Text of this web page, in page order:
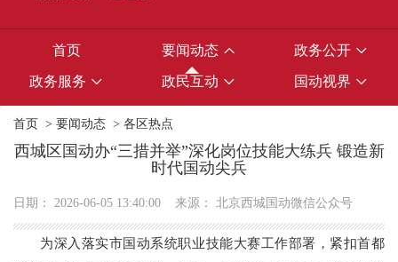
首页 要闻动态 政务公开
政务服务 政民互动 国动视界
首页 > 要闻动态 > 各区热点
西城区国动办“三措并举”深化岗位技能大练兵 锻造新
时代国动尖兵
日期： 2026-06-05 13:40:00 来源： 北京西城国动微信公众号
为深入落实市国动系统职业技能大赛工作部署，紧扣首都